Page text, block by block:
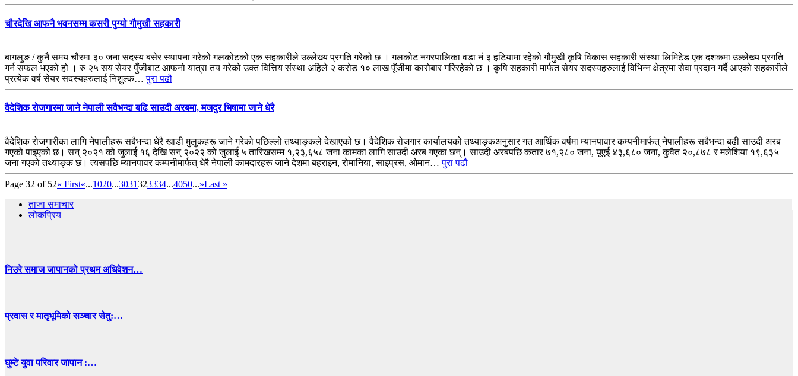
चौरदेखि आफनै भवनसम्म कसरी पुग्यो गौमुखी सहकारी
बागलुङ / कुनै समय चौरमा ३० जना सदस्य बसेर स्थापना गरेको गलकोटको एक सहकारीले उल्लेख्य प्रगति गरेको छ । गलकोट नगरपालिका वडा नं ३ हटियामा रहेको गौमुखी कृषि विकास सहकारी संस्था लिमिटेड एक दशकमा उल्लेख्य प्रगति
गर्न सफल भएको हो । रु २५ सय सेयर पुँजीबाट आफनो यात्रा तय गरेको उक्त वित्तिय संस्था अहिले २ करोड १० लाख पूँजीमा कारोबार गरिरहेको छ । कृषि सहकारी मार्फत सेयर सदस्यहरुलाई विभिन्न क्षेत्रमा सेवा प्रदान गर्दै आएको सहकारीले
प्रत्येक वर्ष सेयर सदस्यहरुलाई निशुल्क…पुरा पढौ
वैदेशिक रोजगारमा जाने नेपाली सवैभन्दा बढि साउदी अरबमा, मजदुर भिषामा जाने धेरै
वैदेशिक रोजगारीका लागि नेपालीहरू सबैभन्दा धेरै खाडी मुलुकहरू जाने गरेको पछिल्लो तथ्याङ्कले देखाएको छ। वैदेशिक रोजगार कार्यालयको तथ्याङ्कअनुसार गत आर्थिक वर्षमा म्यानपावार कम्पनीमार्फत्‌ नेपालीहरू सबैभन्दा बढी साउदी अरब
गएको पाइएको छ। सन् २०२१ को जुलाई १६ देखि सन् २०२२ को जुलाई ५ तारिखसम्म १,२३,६५८ जना कामका लागि साउदी अरब गएका छन्। साउदी अरबपछि कतार ७१,२८० जना, यूएई ४३,६८० जना, कुवैत २०,८७८ र मलेशिया १९,६३५
जना गएको तथ्याङ्क छ। त्यसपछि म्यानपावर कम्पनीमार्फत्‌ धेरै नेपाली कामदारहरू जाने देशमा बहराइन, रोमानिया, साइप्रस, ओमान…पुरा पढौ
Page 32 of 52« First«...1020...3031323334...4050...»Last »
ताजा समाचार
लोकप्रिय
निउरे समाज जापानको प्रथम अधिवेशन…
प्रवास र मातृभूमिको सञ्चार सेतु:…
घुम्टे युवा परिवार जापान :…